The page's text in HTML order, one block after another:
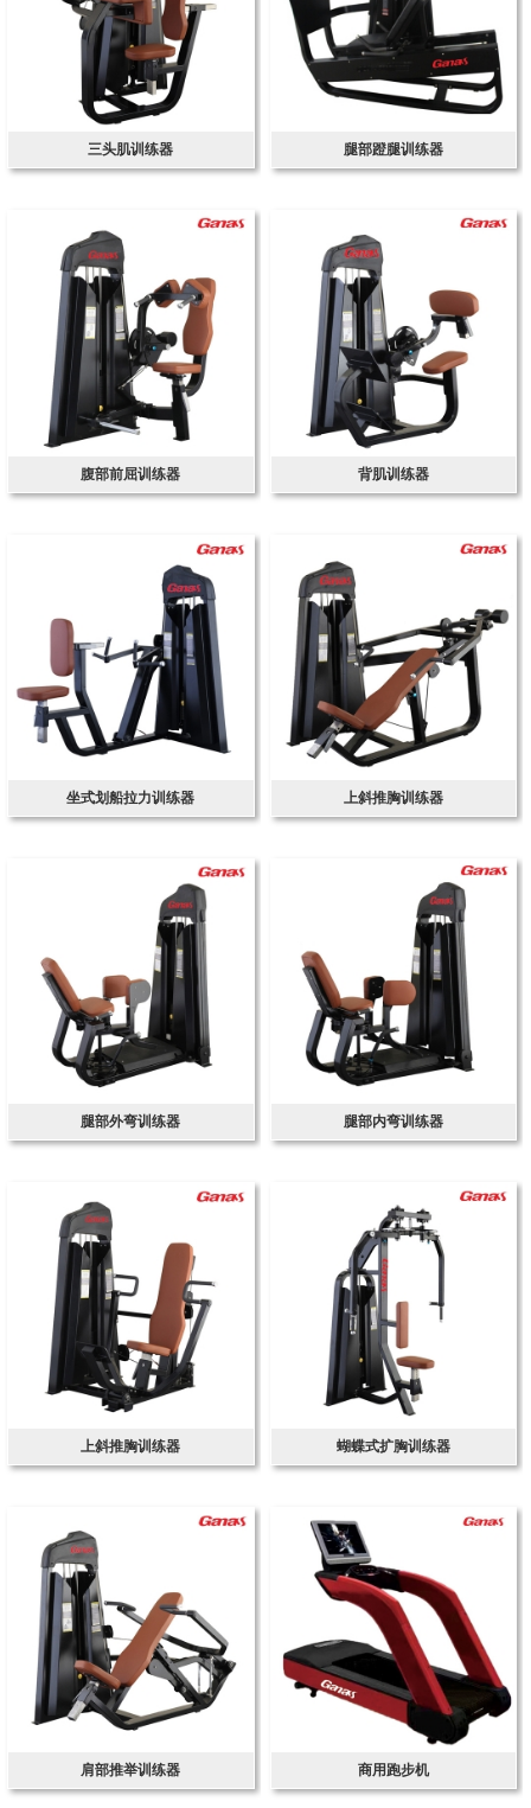
三头肌训练器 腿部蹬腿训练器
腹部前屈训练器 背肌训练器
坐式划船拉力训练器 上斜推胸训练器
腿部外弯训练器 腿部内弯训练器
上斜推胸训练器 蝴蝶式扩胸训练器
肩部推举训练器 商用跑步机